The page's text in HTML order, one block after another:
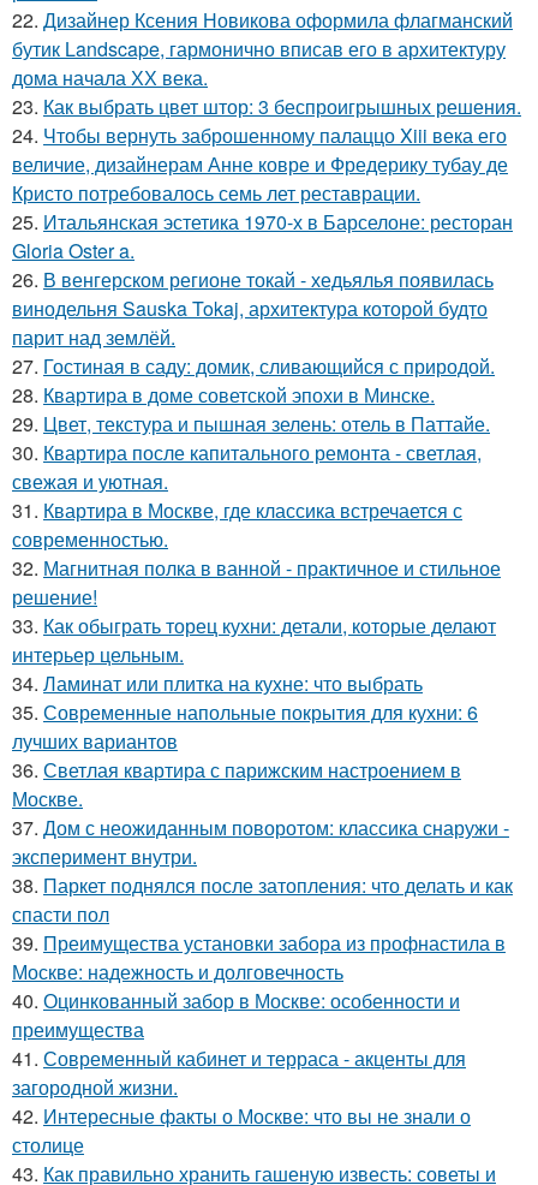
22. Дизайнер Ксения Новикова оформила флагманский
бутик Landscape, гармонично вписав его в архитектуру
дома начала ХХ века.
23. Как выбрать цвет штор: 3 беспроигрышных решения.
24. Чтобы вернуть заброшенному палаццо Xiii века его
величие, дизайнерам Анне ковре и Фредерику тубау де
Кристо потребовалось семь лет реставрации.
25. Итальянская эстетика 1970-х в Барселоне: ресторан
Gloria Oster a.
26. В венгерском регионе токай - хедьялья появилась
винодельня Sauska Tokaj, архитектура которой будто
парит над землёй.
27. Гостиная в саду: домик, сливающийся с природой.
28. Квартира в доме советской эпохи в Минске.
29. Цвет, текстура и пышная зелень: отель в Паттайе.
30. Квартира после капитального ремонта - светлая,
свежая и уютная.
31. Квартира в Москве, где классика встречается с
современностью.
32. Магнитная полка в ванной - практичное и стильное
решение!
33. Как обыграть торец кухни: детали, которые делают
интерьер цельным.
34. Ламинат или плитка на кухне: что выбрать
35. Современные напольные покрытия для кухни: 6
лучших вариантов
36. Светлая квартира с парижским настроением в
Москве.
37. Дом с неожиданным поворотом: классика снаружи -
эксперимент внутри.
38. Паркет поднялся после затопления: что делать и как
спасти пол
39. Преимущества установки забора из профнастила в
Москве: надежность и долговечность
40. Оцинкованный забор в Москве: особенности и
преимущества
41. Современный кабинет и терраса - акценты для
загородной жизни.
42. Интересные факты о Москве: что вы не знали о
столице
43. Как правильно хранить гашеную известь: советы и